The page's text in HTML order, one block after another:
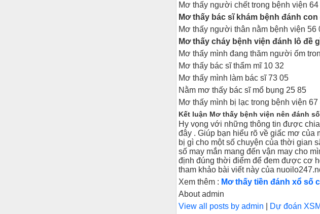
Mơ thấy người chết trong bệnh viện 64
Mơ thấy bác sĩ khám bệnh đánh con
Mơ thấy người thân nằm bệnh viện 56
Mơ thấy cháy bệnh viện đánh lô đề
Mơ thấy mình đang thăm người ốm
Mơ thấy bác sĩ thẩm mĩ 10 32
Mơ thấy mình làm bác sĩ 73 05
Nằm mơ thấy bác sĩ mổ bụng 25 85
Mơ thấy mình bị lạc trong bệnh viện 67
Kết luận Mơ thấy bệnh viện nên đánh
Hy vọng với những thông tin được
đây . Giúp bạn hiểu rõ về giấc mơ của
bị gì cho một số chuyện của thời gian
số may mắn mang đến vận may cho
định đúng thời điểm để đem được cơ
tham khảo bài viết này của
Xem thêm : Mơ thấy tiền đánh xổ số
About admin
View all posts by admin
Dự đoán